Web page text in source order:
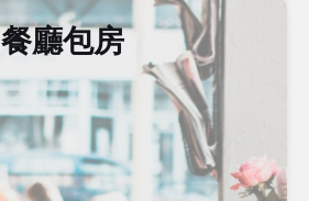
餐廳包房